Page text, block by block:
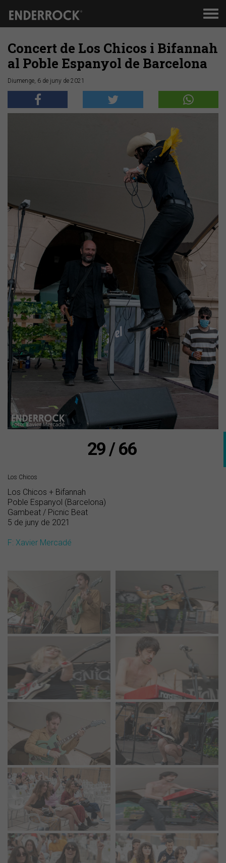
Concert de Los Chicos i Bifannah
al Poble Espanyol de Barcelona
Diumenge, 6 de juny de 2021
Anterior
29 / 66
Los Chicos
Los Chicos + Bifannah
Poble Espanyol (Barcelona)
Gambeat / Picnic Beat
5 de juny de 2021
F: Xavier Mercadé